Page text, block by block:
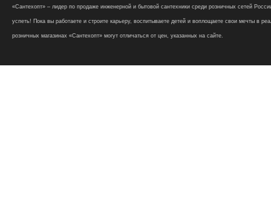
«Сантехопт» – лидер по продаже инженерной и бытовой сантехники среди розничных сетей
успеть! Пока вы работаете и строите карьеру, воспитываете детей и воплощаете свои мечты в
розничных магазинах «Сантехопт» могут отличаться от цен, указанных на сайте.